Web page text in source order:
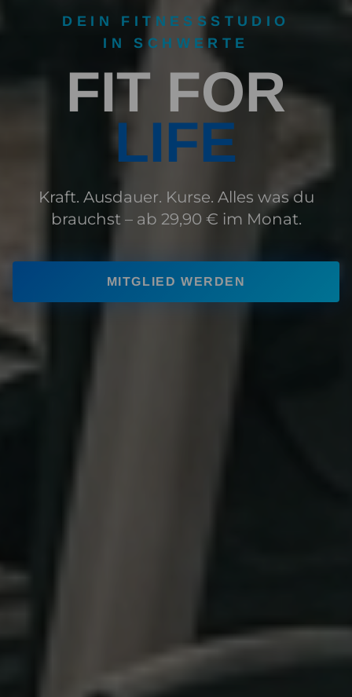
DEIN FITNESSSTUDIO
IN SCHWERTE
FIT FOR
LIFE
Kraft. Ausdauer. Kurse. Alles was du
brauchst –ab 29,90 € im Monat.
MITGLIED WERDEN